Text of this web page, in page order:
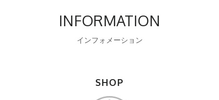
INFORMATION
インフォメーション
SHOP